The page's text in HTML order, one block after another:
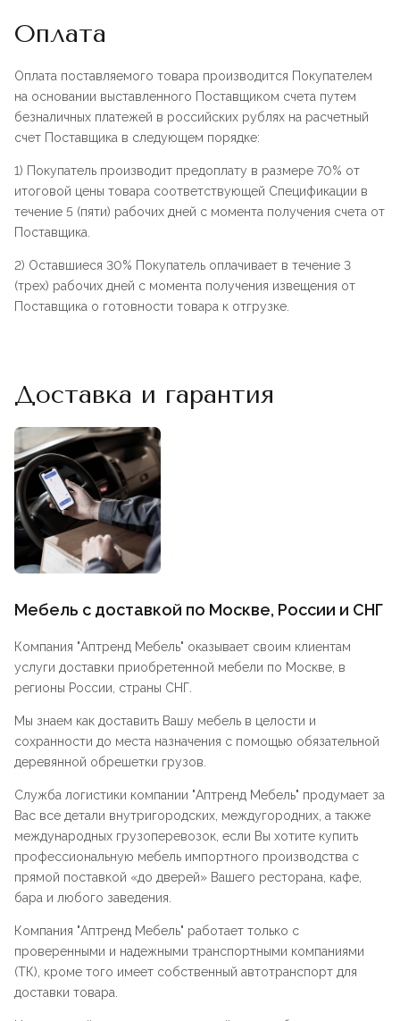
Оплата
Оплата поставляемого товара производится Покупателем
на основании выставленного Поставщиком счета путем
безналичных платежей в российских рублях на расчетный
счет Поставщика в следующем порядке:
1) Покупатель производит предоплату в размере 70% от
итоговой цены товара соответствующей Спецификации в
течение 5 (пяти) рабочих дней с момента получения счета от
Поставщика.
2) Оставшиеся 30% Покупатель оплачивает в течение 3
(трех) рабочих дней с момента получения извещения от
Поставщика о готовности товара к отгрузке.
Доставка и гарантия
Мебель с доставкой по Москве, России и СНГ
Компания "Аптренд Мебель" оказывает своим клиентам
услуги доставки приобретенной мебели по Москве, в
регионы России, страны СНГ.
Мы знаем как доставить Вашу мебель в целости и
сохранности до места назначения с помощью обязательной
деревянной обрешетки грузов.
Служба логистики компании "Аптренд Мебель" продумает за
Вас все детали внутригородских, междугородних, а также
международных грузоперевозок, если Вы хотите купить
профессиональную мебель импортного производства с
прямой поставкой «до дверей» Вашего ресторана, кафе,
бара и любого заведения.
Компания "Аптренд Мебель" работает только с
проверенными и надежными транспортными компаниями
(ТК), кроме того имеет собственный автотранспорт для
доставки товара.